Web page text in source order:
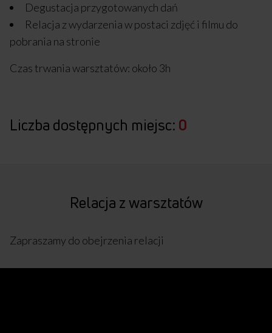
Degustacja przygotowanych dań
Relacja z wydarzenia w postaci zdjęć i filmu do
pobrania na stronie
Czas trwania warsztatów: około 3h
Liczba dostępnych miejsc: 0
Relacja z warsztatów
Zapraszamy do obejrzenia relacji